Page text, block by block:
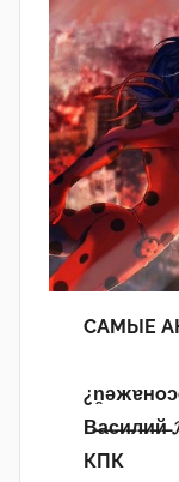
САМЫЕ
В̶а̶с̶и̶л̶и̶й̶
КПК